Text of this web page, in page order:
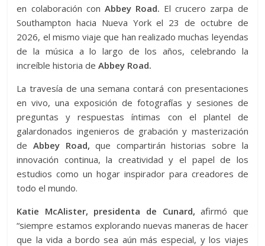
en colaboración con Abbey Road. El crucero zarpa de
Southampton hacia Nueva York el 23 de octubre de
2026, el mismo viaje que han realizado muchas leyendas
de la música a lo largo de los años, celebrando la
increíble historia deAbbey Road.
La travesía de una semana contará con presentaciones
en vivo, una exposición de fotografías y sesiones de
preguntas y respuestas íntimas con el plantel de
galardonados ingenieros de grabación y masterización
deAbbey Road, que compartirán historias sobre la
innovación continua, la creatividad y el papel de los
estudios como un hogar inspirador para creadores de
todo el mundo.
Katie McAlister, presidenta de Cunard, afirmó que
“siempre estamos explorando nuevas maneras de hacer
que la vida a bordo sea aún más especial, y los viajes